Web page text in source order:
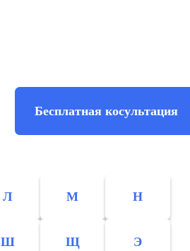
Бесплатная косультация
Л М Н
Ш Щ Э